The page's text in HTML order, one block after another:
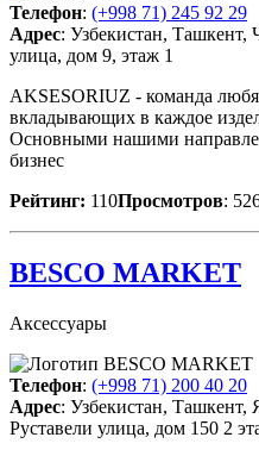
Телефон: (+998 71) 245 92 29
Адрес: Узбекистан, Ташкент,
улица, дом 9, этаж 1
AKSESORIUZ - команда
вкладывающих в каждое
Основными нашими
бизнес
Рейтинг: 110Просмотров:
BESCO MARKET
Аксессуары
Телефон: (+998 71) 200 40 20
Адрес: Узбекистан, Ташкент,
Руставели улица, дом 150 2